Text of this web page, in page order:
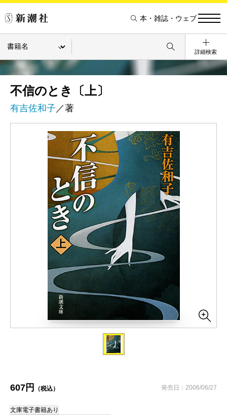
本・雑誌・ウェブ
詳細検索
不信のとき〔上〕
有吉佐和子 ／著
607円 （税込） 発売日：2006/06/27
文庫電子書籍あり